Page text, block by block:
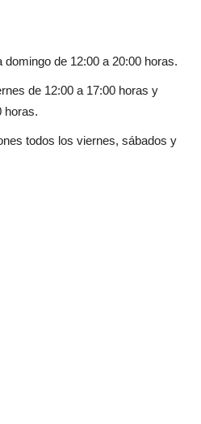
domingo de 12:00 a 20:00 horas.
de 12:00 a 17:00 horas y
horas.
todos los viernes, sábados y